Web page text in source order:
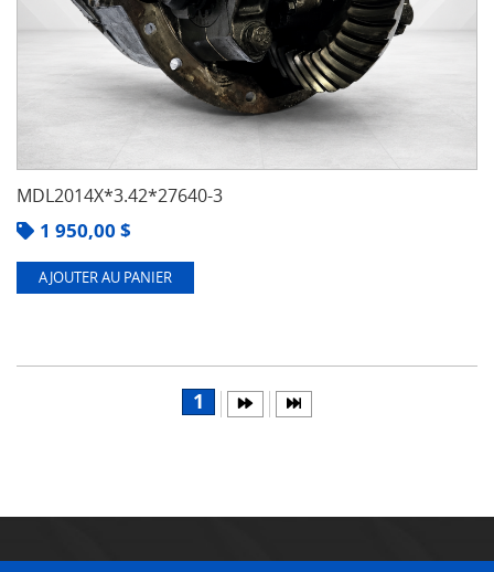
MDL2014X*3.42*27640-3
1 950,00 $
AJOUTER AU PANIER
1